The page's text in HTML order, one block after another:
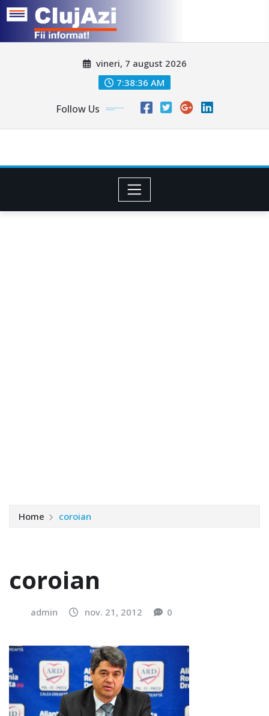
vineri, 7 august 2026
7:38:39 AM
Follow Us
Home coroian
coroian
admin nov. 21, 2012 0